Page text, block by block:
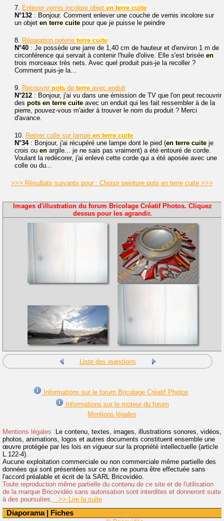
Diaporama| Fiches
7. Enlever vernis incolore objet en terre cuite
N°132 : Bonjour. Comment enlever une couche de vernis incolore sur
un objet en terre cuite pour que je puisse le peindre
8. Réparation poterie terre cuite
N°40 : Je possède une jarre de 1,40 cm de hauteur et d'environ 1 m de
circonférence qui servait à contenir l'huile d'olive. Elle s'est brisée en
trois morceaux très nets. Avec quel produit puis-je la recoller ?
Comment puis-je la...
9. Recouvrir pots de terre avec enduit
N°212 : Bonjour, j'ai vu dans une émission de TV que l'on peut recouvrir
des pots en terre cuite avec un enduit qui les fait ressembler à de la
pierre, pouvez-vous m'aider à trouver le nom du produit ? Merci
d'avance.
10. Retirer colle sur lampe en terre cuite
N°34: Bonjour, j'ai récupéré une lampe dont le pied (en terre cuite je
crois ou en argile... je ne sais pas vraiment) a été entouré de corde.
Voulant la redécorer, j'ai enlevé cette corde qui a été aposée avec une
colle ou du...
>>> Résultats suivants pour : Choisir peinture pots en terre cuite >>>
Images d'illustration du forum Bricolage Créatif Photos. Cliquez
dessus pour les agrandir.
Liste des questions
Informations sur le forum Bricolage Créatif Photos
Informations sur le moteur du forum
Mentions légales
Mentions légales : Le contenu, textes, images, illustrations sonores, vidéos,
photos, animations, logos et autres documents constituent ensemble une
œuvre protégée par les lois en vigueur sur la propriété intellectuelle (article
L.122-4).
Aucune exploitation commerciale ou non commerciale même partielle des
données qui sont présentées sur ce site ne pourra être effectuée sans
l'accord préalable et écrit de la SARL Bricovidéo.
Toute reproduction même partielle du contenu de ce site et de l'utilisation
de la marque Bricovidéo sans autorisation sont interdites et donneront suite
à des poursuites. >> Lire la suite